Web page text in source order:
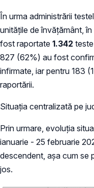
În urma administrării
unitățile de învățământ,
fost raportate 1.342
827 (62%) au fost
infirmate, iar pentru 183
raportării.
Situația centralizată pe
Prin urmare, evoluția
ianuarie - 25 februarie
descendent, așa cum se
jos.